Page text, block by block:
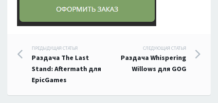
Навигация
по
записям
ПРЕДЫДУЩАЯ СТАТЬЯ
Раздача The Last
Stand: Aftermath для
EpicGames
СЛЕДУЮЩАЯ СТАТЬЯ
Раздача Whispering
Willows для GOG